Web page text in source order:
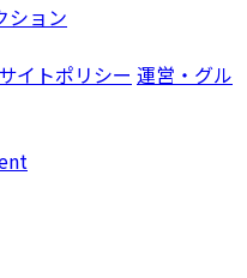
ション
サイトポリシー 運営・グル